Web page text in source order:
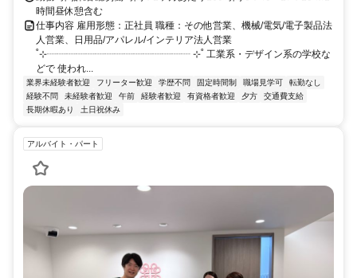
時間昼休憩含む
仕事内容 雇用形態：正社員 職種：その他営業、機械/電気/電子製品法
人営業、日用品/アパレル/インテリア法人営業
˚⊹┈┈┈┈┈┈┈┈┈┈┈┈┈┈┈ ⊹˚ 工業系・デザイン系の学校な
どで 使われ...
業界未経験者歓迎 フリーター歓迎 学歴不問 固定時間制 職場見学可
転勤なし
経験不問
未経験者歓迎 午前 経験者歓迎 有資格者歓迎 夕方
交通費支給
長期休暇あり
土日祝休み
アルバイト・パート